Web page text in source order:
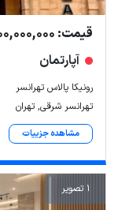
قیمت: 6,000,000,000 تومان
آپارتمان
رونیکا پالاس تهرانسر
تهرانسر شرقی, تهران
مشاهده جزییات
1 تصویر